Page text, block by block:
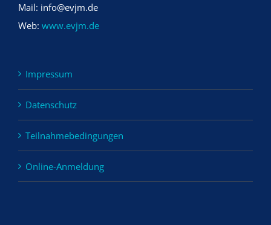
Mail: info@evjm.de
Web: www.evjm.de
Impressum
Datenschutz
Teilnahmebedingungen
Online-Anmeldung